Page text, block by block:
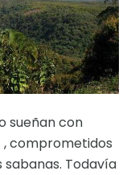
sueñan con
, comprometidos
Todavía